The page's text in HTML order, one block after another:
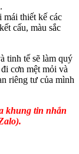
thiết kế các
cấu, màu sắc
tinh tế sẽ làm quý
cơn mệt mỏi và
riêng tư của mình
khung tin nhắn